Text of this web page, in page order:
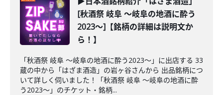
[秋酒祭 岐阜 ～岐阜の地酒に酔う
2023～]【銘柄の詳細は説明文か
ら！】
「秋酒祭 岐阜 ～岐阜の地酒に酔う2023～」に出店する 33
蔵の中から「はざま酒造」の岩ヶ谷さんから 出品銘柄につ
いて詳しく伺いました！「秋酒祭 岐阜 ～岐阜の地酒に酔
う2023～」のチケット・銘柄...